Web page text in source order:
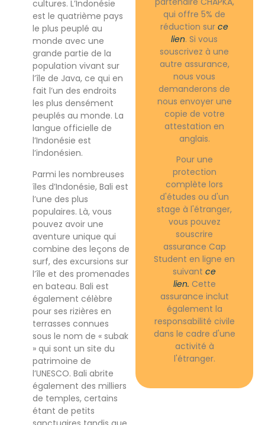
cultures. L’Indonésie
est le quatrième pays
le plus peuplé au
monde avec une
grande partie de la
population vivant sur
l’île de Java, ce qui en
fait l’un des endroits
les plus densément
peuplés au monde. La
langue officielle de
l’Indonésie est
l’indonésien.
Parmi les nombreuses
îles d’Indonésie, Bali est
l’une des plus
populaires. Là, vous
pouvez avoir une
aventure unique qui
combine des leçons de
surf, des excursions sur
l’île et des promenades
en bateau. Bali est
également célèbre
pour ses rizières en
terrasses connues
sous le nom de « subak
» qui sont un site du
patrimoine de
l’UNESCO. Bali abrite
également des milliers
de temples, certains
étant de petits
qui offre 5% de
réduction surce
lien. Si vous
souscrivez à une
autre assurance,
nous vous
demanderons de
nous envoyer une
copie de votre
attestation en
anglais.
Pour une
protection
complète lors
d'études ou d'un
stage à l'étranger,
vous pouvez
souscrire
assurance Cap
Student en ligne en
suivant ce
lien. Cette
assurance inclut
également la
responsabilité civile
dans le cadre d'une
activité à
l'étranger.